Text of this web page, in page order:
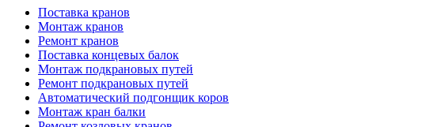
Поставка кранов
Монтаж кранов
Ремонт кранов
Поставка концевых балок
Монтаж подкрановых путей
Ремонт подкрановых путей
Автоматический подгонщик коров
Монтаж кран балки